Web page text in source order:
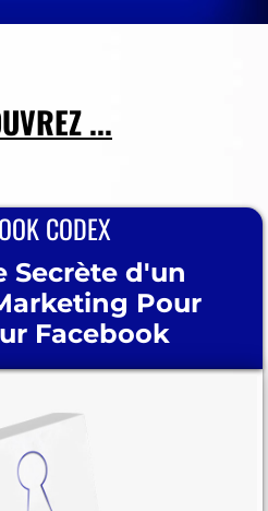
...
CODEX
Secrète d'un
Pour
Facebook